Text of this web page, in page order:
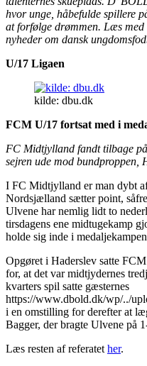
hvor unge, håbefulde spillere
at forfølge drømmen. Læs med
nyheder om dansk
U/17 Ligaen
kilde: dbu.dk
FCM U/17 fortsat med i
FC Midtjylland fandt tilbage
sejren ude mod bundproppen,
I FC Midtjylland er man dybt
Nordsjælland sætter point,
Ulvene har nemlig lidt to
tirsdagens ene midtugekamp
holde sig inde i
Opgøret i Haderslev satte
for, at det var midtjydernes
kvarters spil satte gæsternes
https://www.dbold.dk/wp/../
i en omstilling for derefter at
Bagger, der bragte Ulvene på
Læs resten af referatet her.